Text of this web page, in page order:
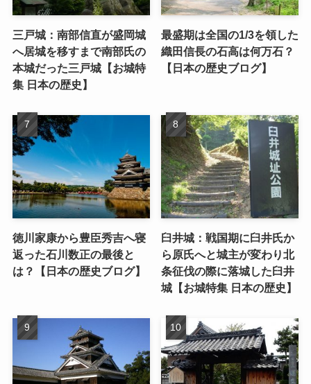
三戸城：南部信直が盛岡城
へ居城を移すまで南部氏の
本城だった三戸城【お城特
集 日本の歴史】
最盛期は全国の1/3を領した
織田信長の石高は何万石？
【日本の歴史ブログ】
徳川家康から豊臣秀吉へ寝
返った石川数正の最後と
は？【日本の歴史ブログ】
臼井城：戦国期に臼井氏か
ら原氏へと城主が変わり北
条征伐の際に落城した臼井
城【お城特集 日本の歴史】